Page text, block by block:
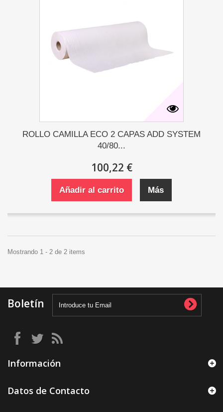
ROLLO CAMILLA ECO 2 CAPAS ADD SYSTEM
40/80...
100,22 €
Añadir al carrito Más
Mostrando 1 - 2 de 2 items
Boletín
Información
Datos de Contacto